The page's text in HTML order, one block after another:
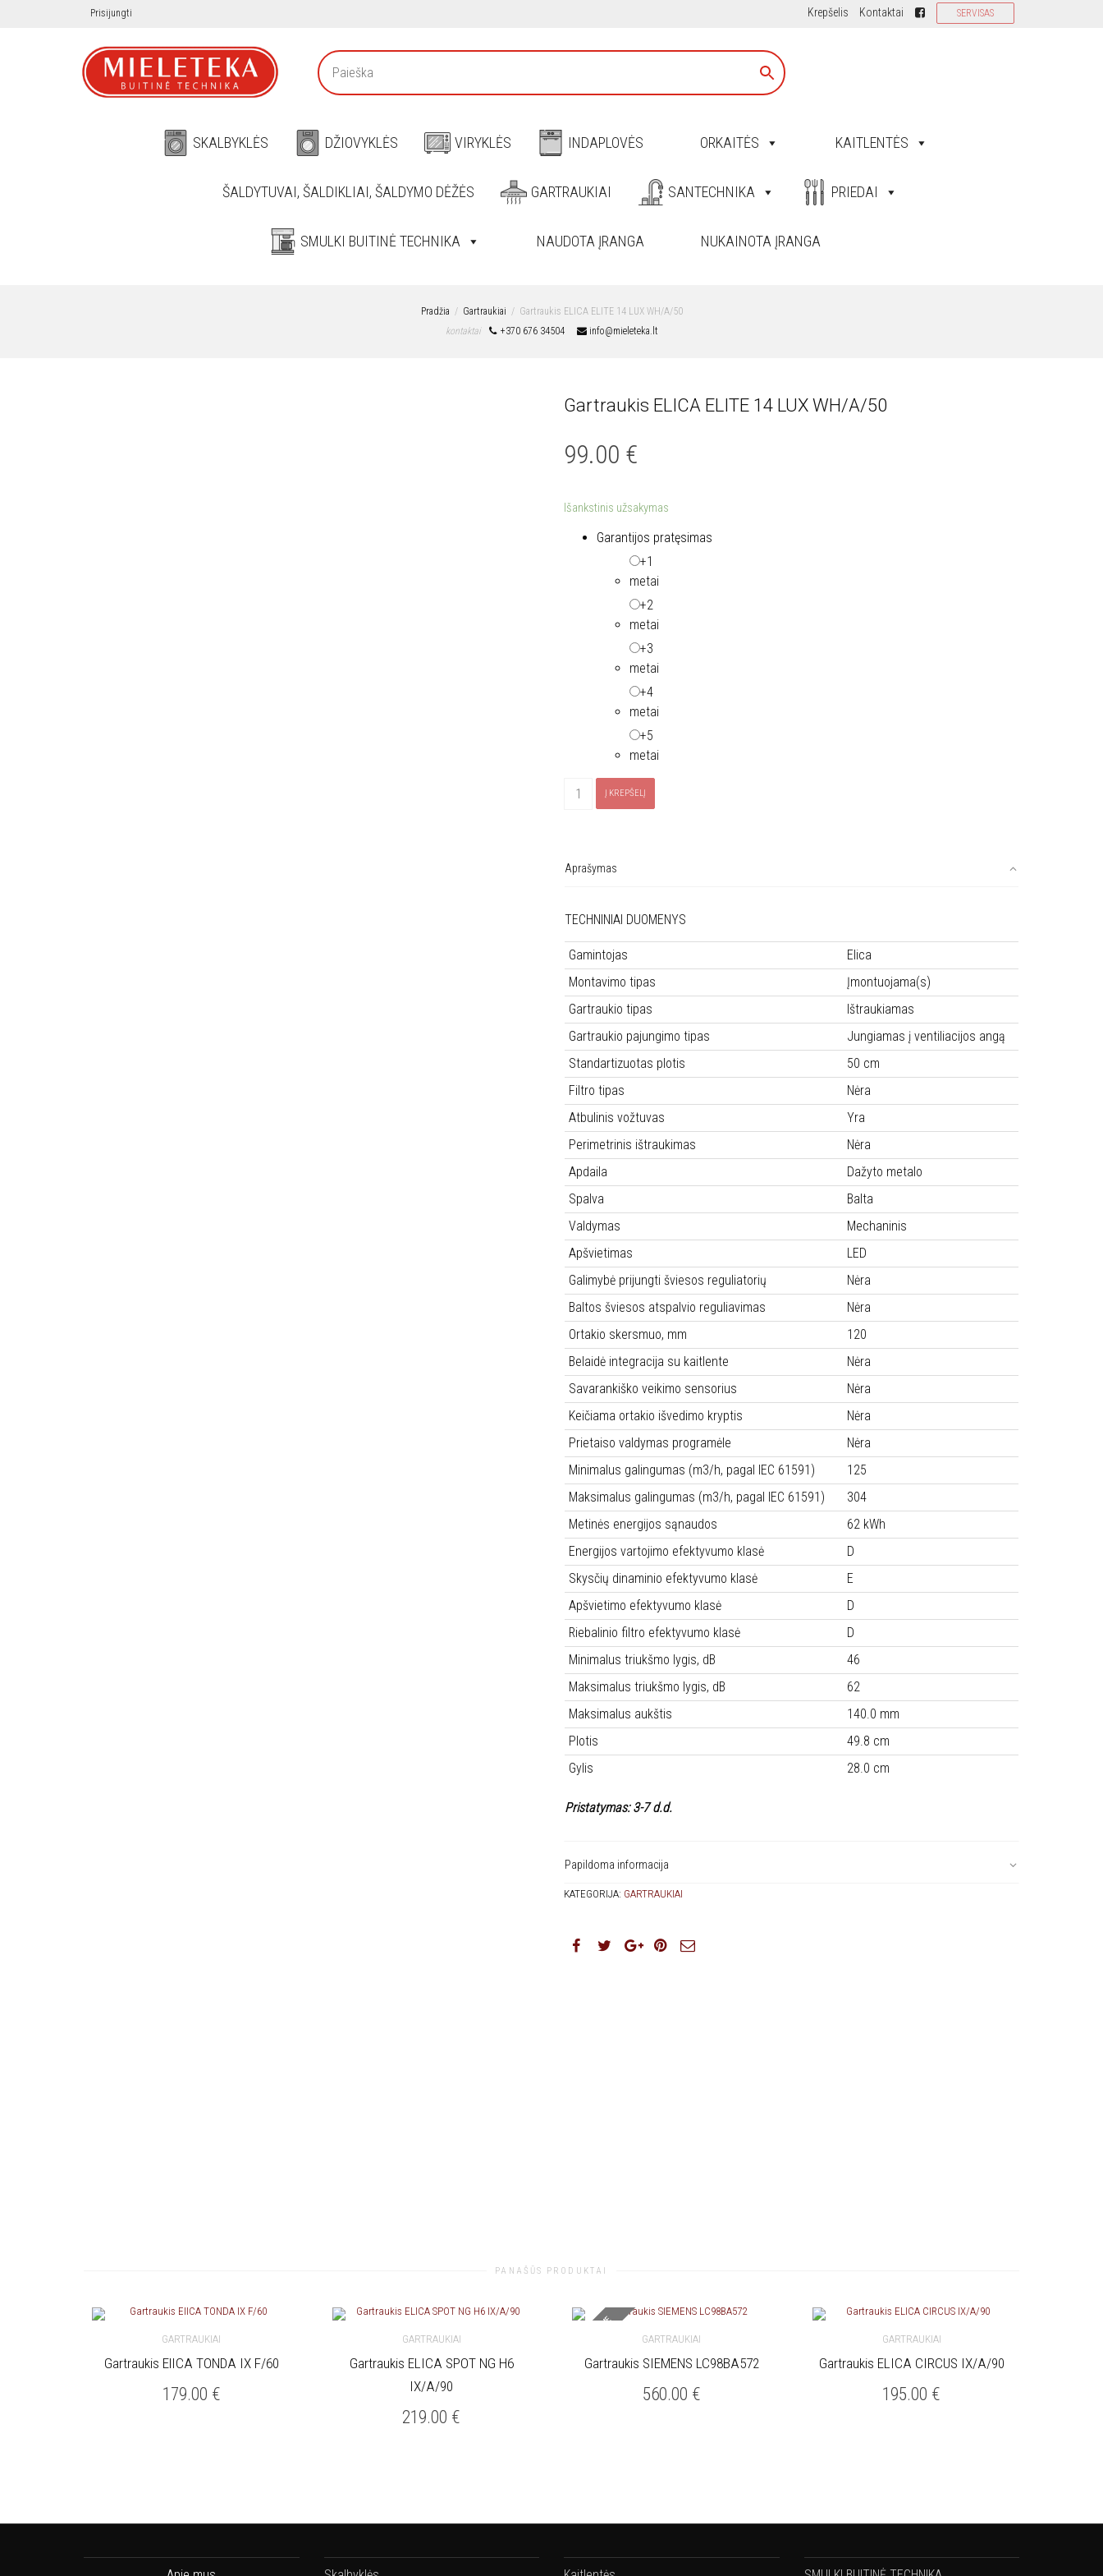
Prisijungti SERVISAS
Kontaktai
Krepšelis
SKALBYKLĖS DŽIOVYKLĖS VIRYKLĖS INDAPLOVĖS ORKAITĖS KAITLENTĖS
ŠALDYTUVAI, ŠALDIKLIAI, ŠALDYMO DĖŽĖS GARTRAUKIAI SANTECHNIKA PRIEDAI
SMULKI BUITINĖ TECHNIKA NAUDOTA ĮRANGA NUKAINOTA ĮRANGA
Pradžia Gartraukiai
Gartraukis ELICA ELITE 14 LUX WH/A/50
kontaktai
+370 676 34504 info@mieleteka.lt
Gartraukis ELICA ELITE 14 LUX WH/A/50
99.00 €
Išankstinis užsakymas
Garantijos pratęsimas
+1
metai
+2
metai
+3
metai
+4
metai
+5
metai
produkto
ELITE
WH/A/50
Į KREPŠELĮ
Aprašymas
TECHNINIAI DUOMENYS
Gamintojas
Elica
Montavimo tipas
Įmontuojama(s)
Gartraukio tipas
Ištraukiamas
Gartraukio pajungimo tipas
Jungiamas į ventiliacijos angą
Standartizuotas plotis
50 cm
Filtro tipas
Nėra
Atbulinis vožtuvas
Yra
Perimetrinis ištraukimas
Nėra
Apdaila
Dažyto metalo
Spalva
Balta
Valdymas
Mechaninis
Apšvietimas
LED
Galimybė prijungti šviesos reguliatorių
Nėra
Baltos šviesos atspalvio reguliavimas
Nėra
Ortakio skersmuo, mm
120
Belaidė integracija su kaitlente
Nėra
Savarankiško veikimo sensorius
Nėra
Keičiama ortakio išvedimo kryptis
Nėra
Prietaiso valdymas programėle
Nėra
Minimalus galingumas (m3/h, pagal IEC 61591)
125
Maksimalus galingumas (m3/h, pagal IEC 61591)
304
Metinės energijos sąnaudos
62 kWh
Energijos vartojimo efektyvumo klasė
D
Skysčių dinaminio efektyvumo klasė
E
Apšvietimo efektyvumo klasė
D
Riebalinio filtro efektyvumo klasė
D
Minimalus triukšmo lygis, dB
46
Maksimalus triukšmo lygis, dB
62
Maksimalus aukštis
140.0 mm
Plotis
49.8 cm
Gylis
28.0 cm
Pristatymas: 3-7 d.d.
Papildoma informacija
KATEGORIJA: GARTRAUKIAI
PANAŠŪS PRODUKTAI
Į KREPŠELĮ
GARTRAUKIAI
Gartraukis ElICA TONDA IX F/60
179.00 €
Į KREPŠELĮ
GARTRAUKIAI
Gartraukis ELICA SPOT NG H6
IX/A/90
219.00 €
NETURIME
DAUGIAU
GARTRAUKIAI
Gartraukis SIEMENS LC98BA572
560.00 €
Į KREPŠELĮ
GARTRAUKIAI
Gartraukis ELICA CIRCUS IX/A/90
195.00 €